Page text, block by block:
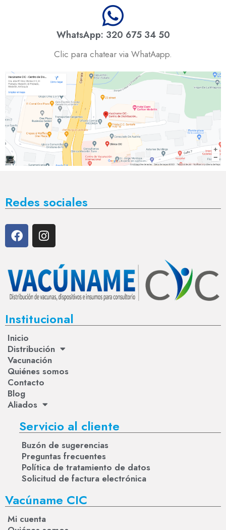
WhatsApp: 320 675 34 50
Clic para chatear via WhatAapp.
Redes sociales
Institucional
Inicio
Distribución
Vacunación
Quiénes somos
Contacto
Blog
Aliados
Servicio al cliente
Buzón de sugerencias
Preguntas frecuentes
Política de tratamiento de datos
Solicitud de factura electrónica
Vacúname CIC
Mi cuenta